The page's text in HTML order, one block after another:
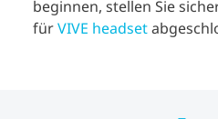
beginnen, stellen Sie
fürVIVE headset